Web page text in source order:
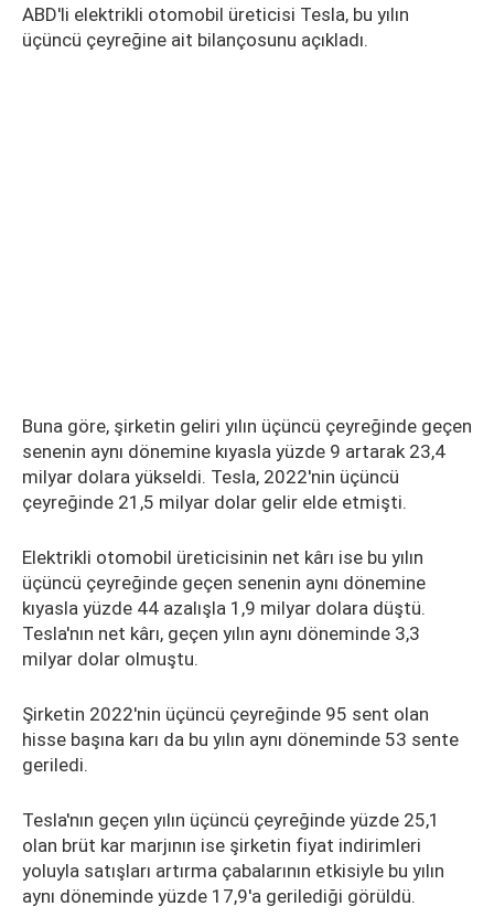
ABD'li elektrikli otomobil üreticisi Tesla, bu yılın
üçüncü çeyreğine ait bilançosunu açıkladı.
Buna göre, şirketin geliri yılın üçüncü çeyreğinde geçen
senenin aynı dönemine kıyasla yüzde 9 artarak 23,4
milyar dolara yükseldi. Tesla, 2022'nin üçüncü
çeyreğinde 21,5 milyar dolar gelir elde etmişti.
Elektrikli otomobil üreticisinin net kârı ise bu yılın
üçüncü çeyreğinde geçen senenin aynı dönemine
kıyasla yüzde 44 azalışla 1,9 milyar dolara düştü.
Tesla'nın net kârı, geçen yılın aynı döneminde 3,3
milyar dolar olmuştu.
Şirketin 2022'nin üçüncü çeyreğinde 95 sent olan
hisse başına karı da bu yılın aynı döneminde 53 sente
geriledi.
Tesla'nın geçen yılın üçüncü çeyreğinde yüzde 25,1
olan brüt kar marjının ise şirketin fiyat indirimleri
yoluyla satışları artırma çabalarının etkisiyle bu yılın
aynı döneminde yüzde 17,9'a gerilediği görüldü.